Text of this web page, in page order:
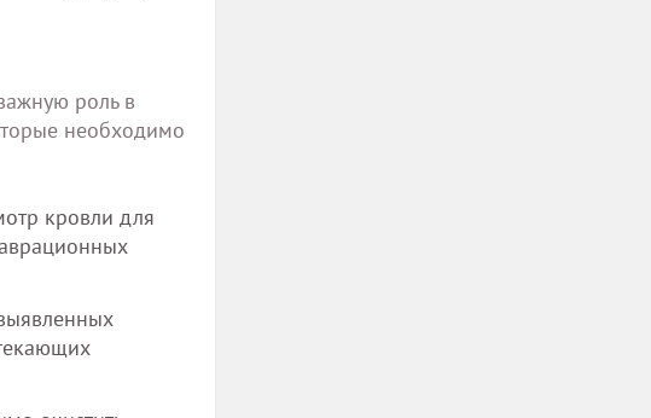
роль в
необходимо
кровли для